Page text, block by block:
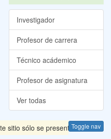
Investigador
Profesor de carrera
Técnico acádemico
Profesor de asignatura
Ver todas
Toggle nav
sitio sólo se presentan las